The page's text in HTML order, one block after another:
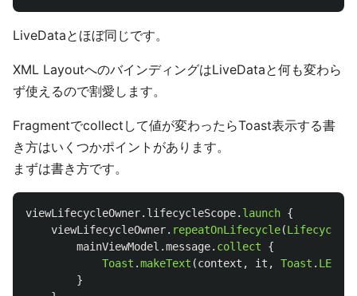
LiveDataとほぼ同じです。
XML LayoutへのバインディングはLiveDataと何も変わら
ず使えるので割愛します。
Fragmentでcollectして値が変わったらToast表示する書
き方はいくつかポイントがあります。
まずは書き方です。
viewLifecycleOwner. lifecycleScope. launch {
viewLifecycleOwner. repeatOnLifecycle(Lifecycle
mainViewModel .message. collect
{
Toast .makeText (context , it , Toast .
}